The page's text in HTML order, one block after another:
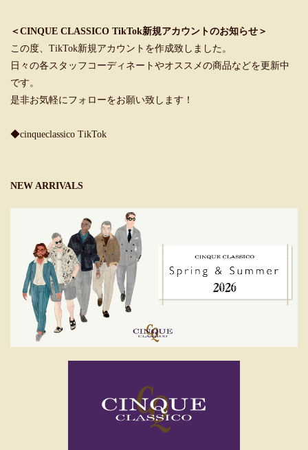
＜CINQUE CLASSICO TikTok新規アカウントのお知らせ＞
この度、TikTok新規アカウントを作成致しました。
日々の各スタッフコーディネートやオススメの商品などを更新中
です。
是非お気軽にフォローをお願い致します！
◆cinqueclassico TikTok
NEW ARRIVALS